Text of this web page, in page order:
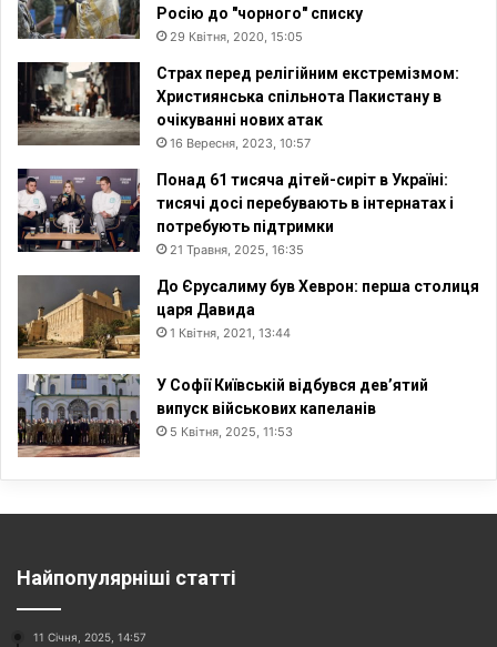
Росію до "чорного" списку
29 Квітня, 2020, 15:05
Страх перед релігійним екстремізмом:
Християнська спільнота Пакистану в
очікуванні нових атак
16 Вересня, 2023, 10:57
Понад 61 тисяча дітей-сиріт в Україні:
тисячі досі перебувають в інтернатах і
потребують підтримки
21 Травня, 2025, 16:35
До Єрусалиму був Хеврон: перша столиця
царя Давида
1 Квітня, 2021, 13:44
У Софії Київській відбувся дев’ятий
випуск військових капеланів
5 Квітня, 2025, 11:53
Найпопулярніші статті
11 Січня, 2025, 14:57